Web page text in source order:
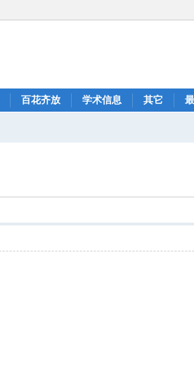
百花齐放 学术信息 其它